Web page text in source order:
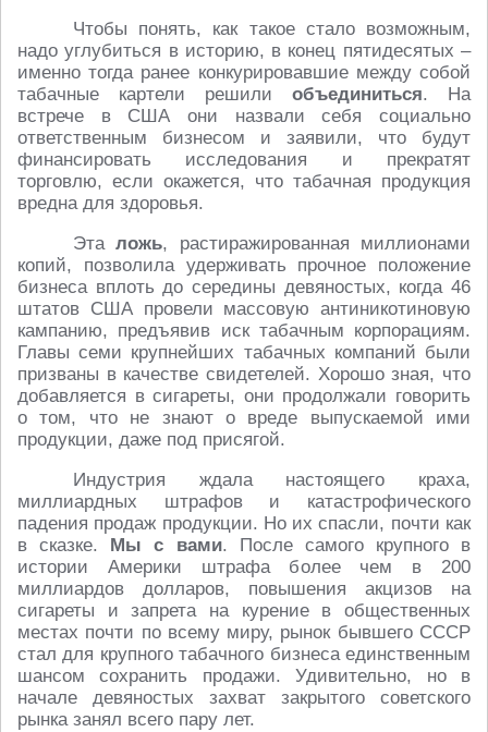
Чтобы понять, как такое стало возможным,
надо углубиться в историю, в конец пятидесятых –
именно тогда ранее конкурировавшие между собой
табачные картели решили объединиться. На
встрече в США они назвали себя социально
ответственным бизнесом и заявили, что будут
финансировать исследования и прекратят
торговлю, если окажется, что табачная продукция
вредна для здоровья.
Эталожь, растиражированная миллионами
копий, позволила удерживать прочное положение
бизнеса вплоть до середины девяностых, когда 46
штатов США провели массовую антиникотиновую
кампанию, предъявив иск табачным корпорациям.
Главы семи крупнейших табачных компаний были
призваны в качестве свидетелей. Хорошо зная, что
добавляется в сигареты, они продолжали говорить
о том, что не знают о вреде выпускаемой ими
продукции, даже под присягой.
Индустрия ждала настоящего краха,
миллиардных штрафов и катастрофического
падения продаж продукции. Но их спасли, почти как
в сказке. Мы с вами. После самого крупного в
истории Америки штрафа более чем в 200
миллиардов долларов, повышения акцизов на
сигареты и запрета на курение в общественных
местах почти по всему миру, рынок бывшего СССР
стал для крупного табачного бизнеса единственным
шансом сохранить продажи. Удивительно, но в
начале девяностых захват закрытого советского
рынка занял всего пару лет.